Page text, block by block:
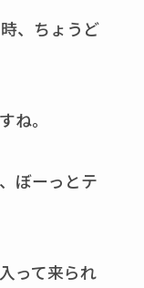
、ちょうど
ね。
ぼーっとテ
って来られ